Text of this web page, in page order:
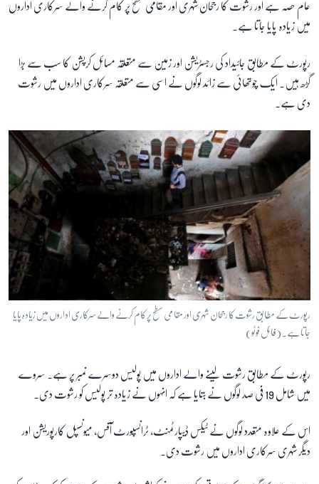
عام حصہ ہے اور رشوت کا رجحان شہری اور مقامی سطح پر کام کرنے والے سرکاری اداروں
میں زیادہ پایا جاتا ہے۔
رپورٹ کے مطابق جائیداد کی رجسٹریشن اور زمین سے متعلقہ مسائل کرپشن کا سب سے بڑا
گڑھ ہیں۔ ایک چوتھائی سے زائد لوگوں نے اسی سے متعلقہ سرکاری اداروں میں رشوت
دی ہے۔
رپورٹ کے مطابق رشوت کا رجحان شہری اور مقامی سطح پر کام کرنے والے سرکاری اداروں میں زیادہ پایا
جاتا ہے۔ (فائل فوٹو)
رپورٹ کے مطابق رشوت لینے والے اداروں میں پولیس دوسرے نمبر پر ہے۔ سروے
میں شامل 19 فی صد لوگوں نے بتایا ہے کہ انہوں نے زیادہ تر پولیس کو رشوت دی۔
اس کے علاوہ متعدد لوگوں نے ٹیکس ڈیپارٹمنٹ، ٹرانسپورٹ آفس، میونسپل کارپوریشن اور
دیگر شہری سرکاری اداروں میں رشوت دی۔